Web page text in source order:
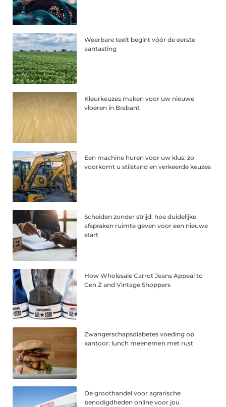
Weerbare teelt begint vóór de eerste
aantasting
Kleurkeuzes maken voor uw nieuwe
vloeren in Brabant
Een machine huren voor uw klus: zo
voorkomt u stilstand en verkeerde keuzes
Scheiden zonder strijd: hoe duidelijke
afspraken ruimte geven voor een nieuwe
start
How Wholesale Carrot Jeans Appeal to
Gen Z and Vintage Shoppers
Zwangerschapsdiabetes voeding op
kantoor: lunch meenemen met rust
De groothandel voor agrarische
benodigdheden online voor jou